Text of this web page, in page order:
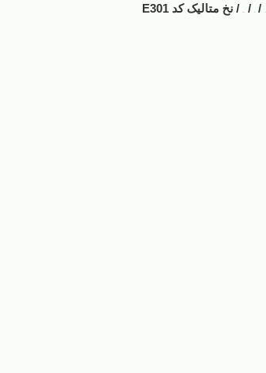
/
/ / نخ متالیک کد E301